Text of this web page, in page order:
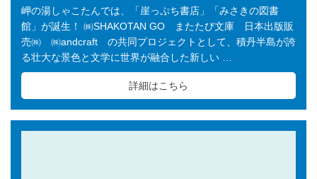
岬の湯しゃこたんでは、「崖っぷち書店」「みさきの図書
館」が誕生！ ㈱SHAKOTAN GO またたび文庫 日本出版販
売㈱ ㈱andcraft の共同プロジェクトとして、積丹半島が誇
る壮大な景色と文学に世界が融合した新しい …
詳細はこちら